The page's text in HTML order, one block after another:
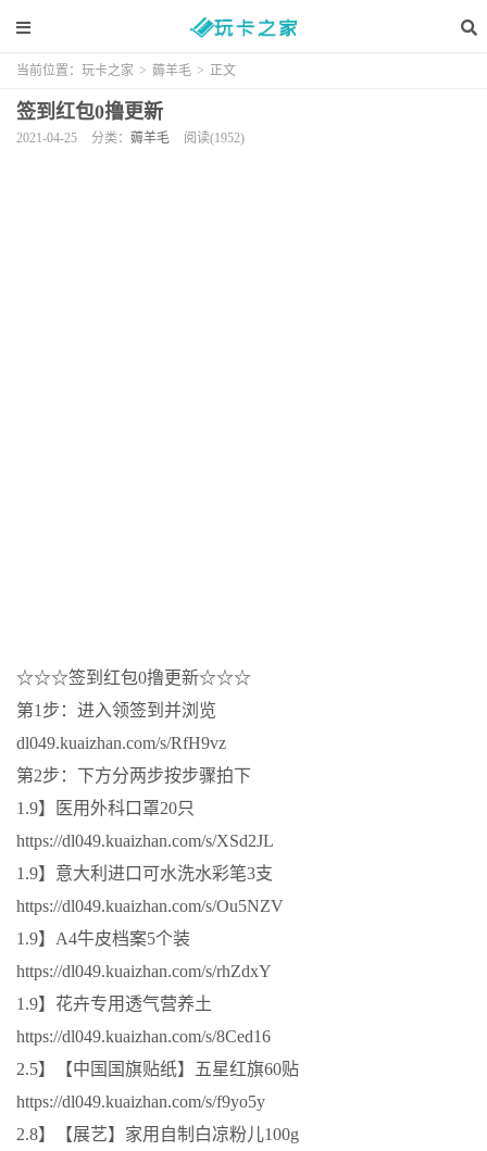
当前位置： 玩卡之家 > 薅羊毛 > 正文
签到红包0撸更新
2021-04-25 分类： 薅羊毛 阅读(1952)
☆☆☆签到红包0撸更新☆☆☆
第1步：进入领签到并浏览
dl049.kuaizhan.com/s/RfH9vz
第2步：下方分两步按步骤拍下
1.9】医用外科口罩20只
https://dl049.kuaizhan.com/s/XSd2JL
1.9】意大利进口可水洗水彩笔3支
https://dl049.kuaizhan.com/s/Ou5NZV
1.9】A4牛皮档案5个装
https://dl049.kuaizhan.com/s/rhZdxY
1.9】花卉专用透气营养土
https://dl049.kuaizhan.com/s/8Ced16
2.5】【中国国旗贴纸】五星红旗60贴
https://dl049.kuaizhan.com/s/f9yo5y
2.8】【展艺】家用自制白凉粉儿100g